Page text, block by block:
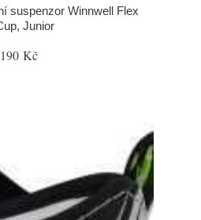
suspenzor Winnwell Flex
Junior
190 Kč